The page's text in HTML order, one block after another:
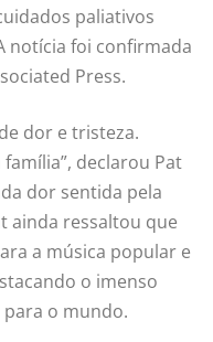
paliativos
notícia foi confirmada
Press.
dor e tristeza.
declarou Pat
dor sentida pela
ainda ressaltou que
a música popular e
o imenso
para o mundo.